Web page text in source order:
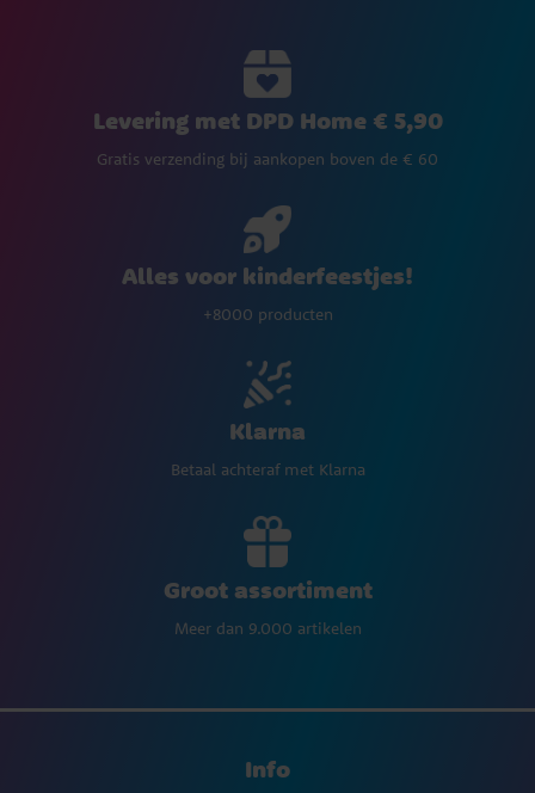
Levering met DPD Home € 5,90
Gratis verzending bij aankopen boven de € 60
Alles voor kinderfeestjes!
+8000 producten
Klarna
Betaal achteraf met Klarna
Groot assortiment
Meer dan 9.000 artikelen
Info